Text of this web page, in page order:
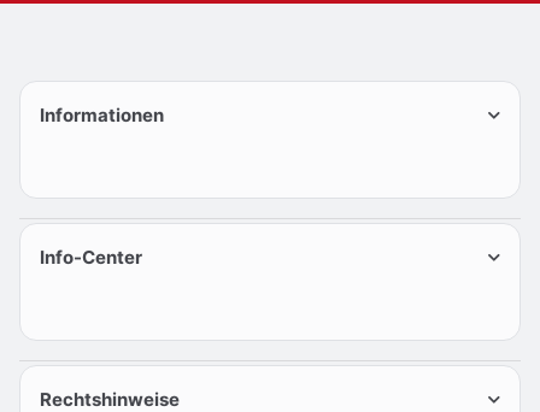
Informationen
Info-Center
Rechtshinweise